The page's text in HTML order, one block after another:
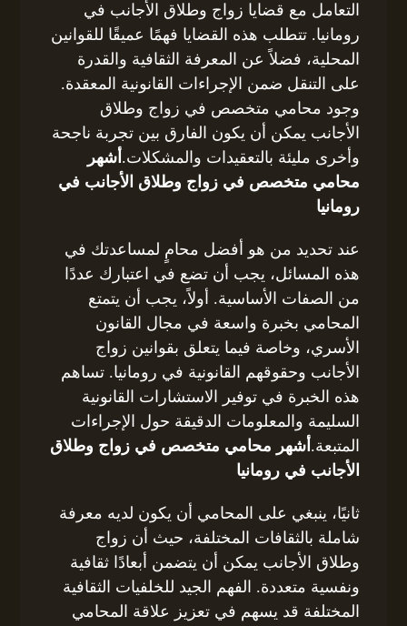
التعامل مع قضايا زواج وطلاق الأجانب في
رومانيا. تتطلب هذه القضايا فهمًا عميقًا للقوانين
المحلية، فضلاً عن المعرفة الثقافية والقدرة
على التنقل ضمن الإجراءات القانونية المعقدة.
وجود محامي متخصص في زواج وطلاق
الأجانب يمكن أن يكون الفارق بين تجربة ناجحة
وأخرى مليئة بالتعقيدات والمشكلات. أشهر
محامي متخصص في زواج وطلاق الأجانب في
رومانيا
عند تحديد من هو أفضل محامٍ لمساعدتك في
هذه المسائل، يجب أن تضع في اعتبارك عددًا
من الصفات الأساسية. أولاً، يجب أن يتمتع
المحامي بخبرة واسعة في مجال القانون
الأسري، وخاصة فيما يتعلق بقوانين زواج
الأجانب وحقوقهم القانونية في رومانيا. تساهم
هذه الخبرة في توفير الاستشارات القانونية
السليمة والمعلومات الدقيقة حول الإجراءات
المتبعة. أشهر محامي متخصص في زواج وطلاق
الأجانب في رومانيا
ثانيًا، ينبغي على المحامي أن يكون لديه معرفة
شاملة بالثقافات المختلفة، حيث أن زواج
وطلاق الأجانب يمكن أن يتضمن أبعادًا ثقافية
ونفسية متعددة. الفهم الجيد للخلفيات الثقافية
المختلفة قد يسهم في تعزيز علاقة المحامي